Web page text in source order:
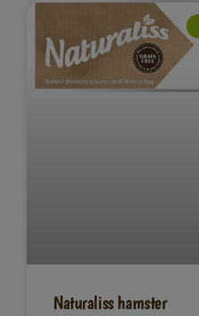
Naturaliss hamster